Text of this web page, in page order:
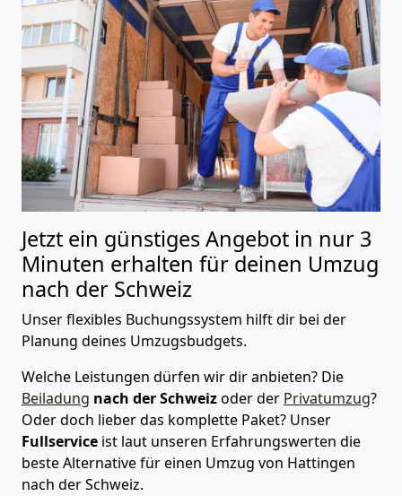
Jetzt ein günstiges Angebot in nur 3
Minuten erhalten für deinen Umzug
nach der Schweiz
Unser flexibles Buchungssystem hilft dir bei der
Planung deines Umzugsbudgets.
Welche Leistungen dürfen wir dir anbieten? Die
Beiladung nach der Schweizoder der Privatumzug?
Oder doch lieber das komplette Paket? Unser
Fullservice ist laut unseren Erfahrungswerten die
beste Alternative für einen Umzug von Hattingen
nach der Schweiz.